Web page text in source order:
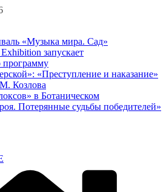
«Музыка мира. Сад»
запускает
программу
«Преступление и наказание»
Козлова
в Ботаническом
Потерянные судьбы победителей»